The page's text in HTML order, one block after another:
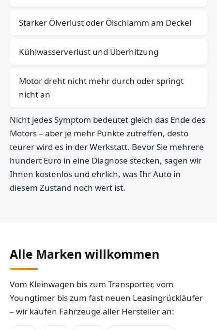
Starker Ölverlust oder Ölschlamm am Deckel
Kühlwasserverlust und Überhitzung
Motor dreht nicht mehr durch oder springt
nicht an
Nicht jedes Symptom bedeutet gleich das Ende des
Motors – aber je mehr Punkte zutreffen, desto
teurer wird es in der Werkstatt. Bevor Sie mehrere
hundert Euro in eine Diagnose stecken, sagen wir
Ihnen kostenlos und ehrlich, was Ihr Auto in
diesem Zustand noch wert ist.
Alle Marken willkommen
Vom Kleinwagen bis zum Transporter, vom
Youngtimer bis zum fast neuen Leasingrückläufer
– wir kaufen Fahrzeuge aller Hersteller an: